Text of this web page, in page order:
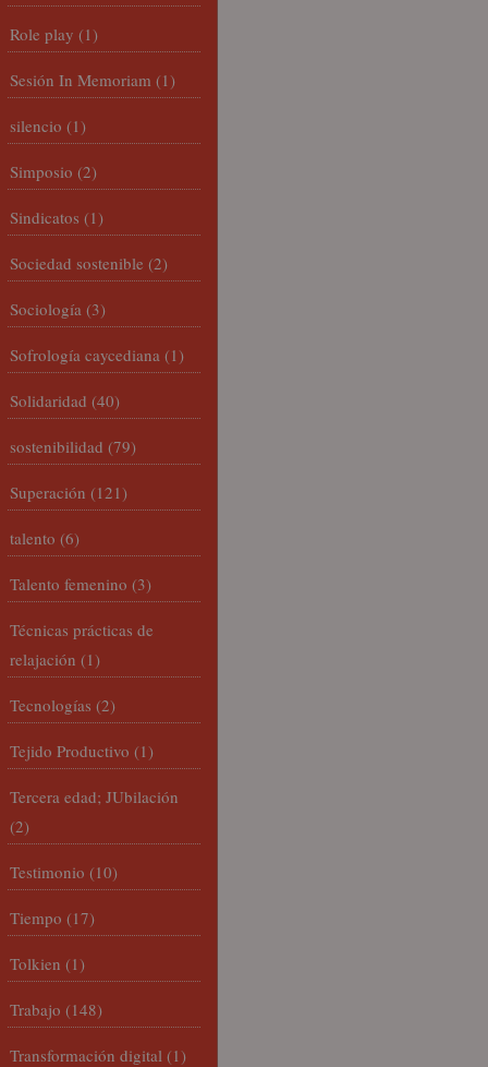
Role play (1)
Sesión In Memoriam (1)
silencio (1)
Simposio (2)
Sindicatos (1)
Sociedad sostenible (2)
Sociología (3)
Sofrología caycediana (1)
Solidaridad (40)
sostenibilidad (79)
Superación (121)
talento (6)
Talento femenino (3)
Técnicas prácticas de
relajación (1)
Tecnologías (2)
Tejido Productivo (1)
Tercera edad; JUbilación
(2)
Testimonio (10)
Tiempo (17)
Tolkien (1)
Trabajo (148)
Transformación digital (1)